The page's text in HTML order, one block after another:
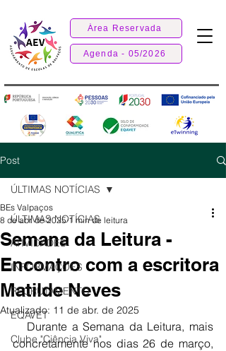
Área Reservada
Agenda - 05/2026
Post
ÚLTIMAS NOTÍCIAS
ATIVIDADES
INFORMAÇÕES
RECRUTAMENTO
EQAVET
Clube "Ciência Viva"
ÚLTIMAS NOTÍCIAS
Semana da Leitura -
Encontro com a escritora
Matilde Neves
BEs Valpaços
8 de abr. de 2025 1 min de leitura
Atualizado: 11 de abr. de 2025
concretamente nos dias 26 de março,